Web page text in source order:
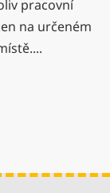
pracovní
na určeném